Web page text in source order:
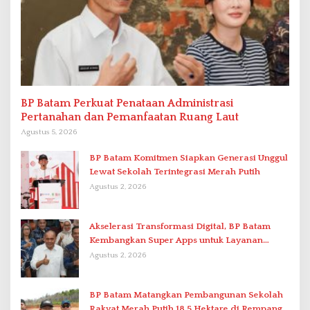
BP Batam Perkuat Penataan Administrasi
Pertanahan dan Pemanfaatan Ruang Laut
Agustus 5, 2026
BP Batam Komitmen Siapkan Generasi Unggul
Lewat Sekolah Terintegrasi Merah Putih
Agustus 2, 2026
Akselerasi Transformasi Digital, BP Batam
Kembangkan Super Apps untuk Layanan
Terpadu
Agustus 2, 2026
BP Batam Matangkan Pembangunan Sekolah